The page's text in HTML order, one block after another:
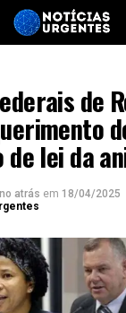
de
lei da
atrás em 18/04/2025